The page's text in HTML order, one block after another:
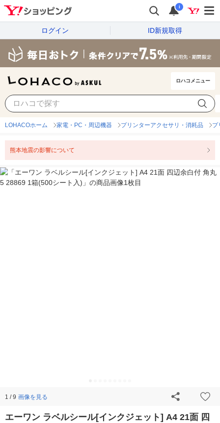
i
ログイン ID新規取得
ロハコメニュー
LOHACOホーム 家電・PC・周辺機器 プリンターアクセサリ・消耗品 プ
熊本地震の影響について
1 / 9 画像を見る
エーワン ラベルシール[インクジェット] A4 21面 四